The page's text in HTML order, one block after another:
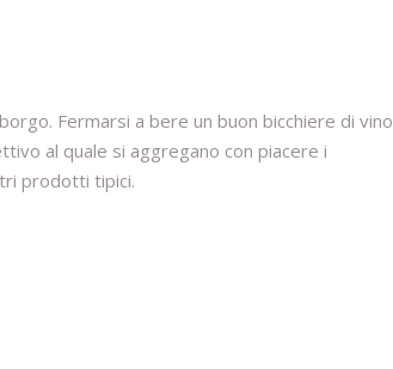
Fermarsi a bere un buon bicchiere di vino
al quale si aggregano con piacere i
prodotti tipici.